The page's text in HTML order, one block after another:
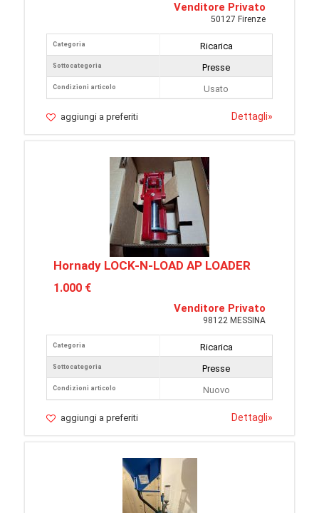
Venditore Privato
50127 Firenze
Categoria
Sottocategoria
Condizioni articolo
Ricarica
Presse
Usato
aggiungi a preferiti Dettagli»
Hornady LOCK-N-LOAD AP LOADER
1.000 €
Venditore Privato
98122 MESSINA
Categoria
Sottocategoria
Condizioni articolo
Ricarica
Presse
Nuovo
aggiungi a preferiti Dettagli»